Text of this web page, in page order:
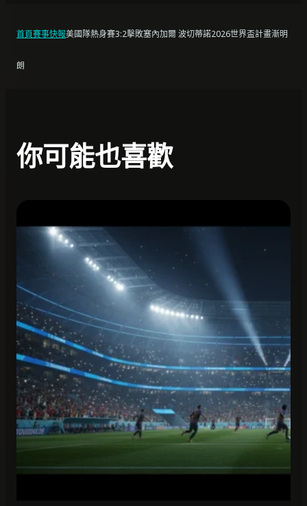
首頁賽事快報美國隊熱身賽3:2擊敗塞內加爾 波切蒂諾2026世界盃計畫漸明
朗
你可能也喜歡